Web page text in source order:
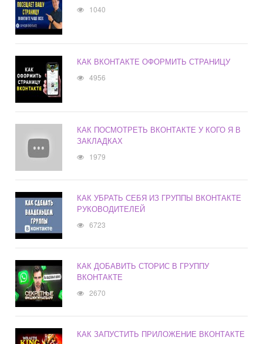
1040
КАК ВКОНТАКТЕ ОФОРМИТЬ СТРАНИЦУ
4956
КАК ПОСМОТРЕТЬ ВКОНТАКТЕ У КОГО Я В
ЗАКЛАДКАХ
1979
КАК УБРАТЬ СЕБЯ ИЗ ГРУППЫ ВКОНТАКТЕ
РУКОВОДИТЕЛЕЙ
6723
КАК ДОБАВИТЬ СТОРИС В ГРУППУ
ВКОНТАКТЕ
2670
КАК ЗАПУСТИТЬ ПРИЛОЖЕНИЕ ВКОНТАКТЕ